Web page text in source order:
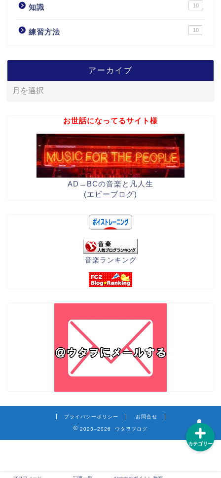
知識 10
練習方法 10
アーカイブ
お世話になってるサイト様
AD→BCの音楽と凡人生
(エビーブログ)
音楽ランキング
プライバシーポリシー お問合せ
2023–2026 ウタヲブログ
カテゴリー
練習方法
テクニック
知識